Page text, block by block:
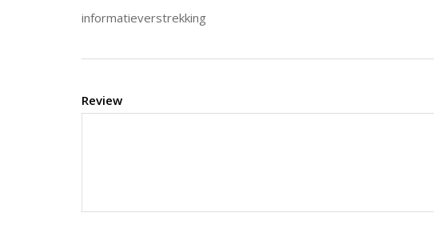
informatieverstrekking
Review